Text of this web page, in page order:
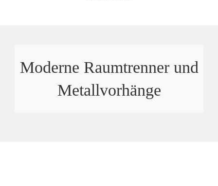
Moderne Raumtrenner und
Metallvorhänge